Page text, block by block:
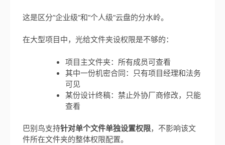
这是区分”企业级”和”个人级”云盘的分水岭。
在大型项目中，光给文件夹设权限是不够的：
项目主文件夹：所有成员可查看
其中一份机密合同：只有项目经理和法务
可见
某份设计终稿：禁止外协厂商修改，只能
查看
巴别鸟支持针对单个文件单独设置权限，不影响该文
件所在文件夹的整体权限配置。